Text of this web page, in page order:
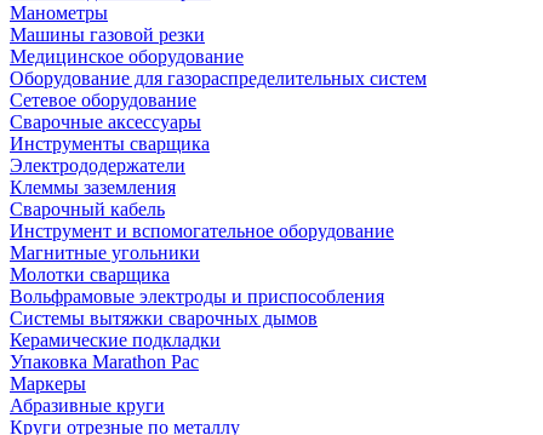
Манометры
Машины газовой резки
Медицинское оборудование
Оборудование для газораспределительных систем
Сетевое оборудование
Сварочные аксессуары
Инструменты сварщика
Электрододержатели
Клеммы заземления
Сварочный кабель
Инструмент и вспомогательное оборудование
Магнитные угольники
Молотки сварщика
Вольфрамовые электроды и приспособления
Системы вытяжки сварочных дымов
Керамические подкладки
Упаковка Marathon Pac
Маркеры
Абразивные круги
Круги отрезные по металлу